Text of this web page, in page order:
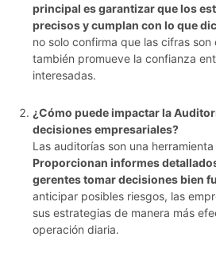
principal es garantizar que los
precisos y cumplan con lo que
no solo confirma que las cifras
también promueve la confianza
interesadas.
¿Cómo puede impactar la
decisiones empresariales?
Las auditorías son una
Proporcionan informes
gerentes tomar decisiones bien
anticipar posibles riesgos, las
sus estrategias de manera más
operación diaria.